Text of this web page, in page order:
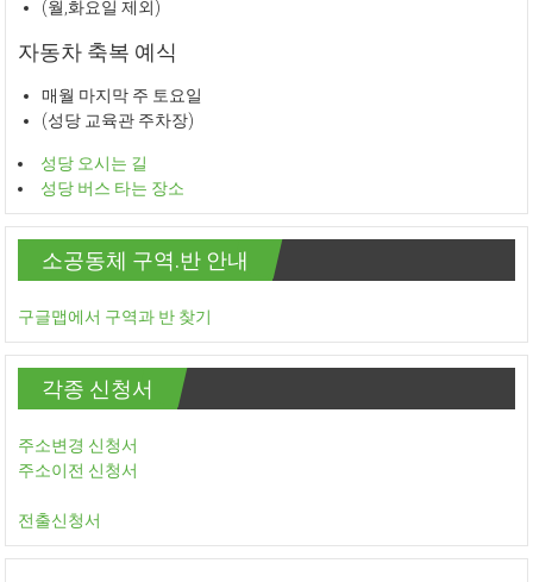
(월,화요일 제외)
자동차 축복 예식
매월 마지막 주 토요일
(성당 교육관 주차장)
성당 오시는 길
성당 버스 타는 장소
소공동체 구역.반 안내
구글맵에서 구역과 반 찾기
각종 신청서
주소변경 신청서
주소이전 신청서
전출신청서